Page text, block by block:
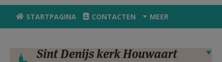
VIERINGEN
ZOEKEN
STARTPAGINA CONTACTEN MEER
Verbergen
Sint Denijs kerk Houwaart